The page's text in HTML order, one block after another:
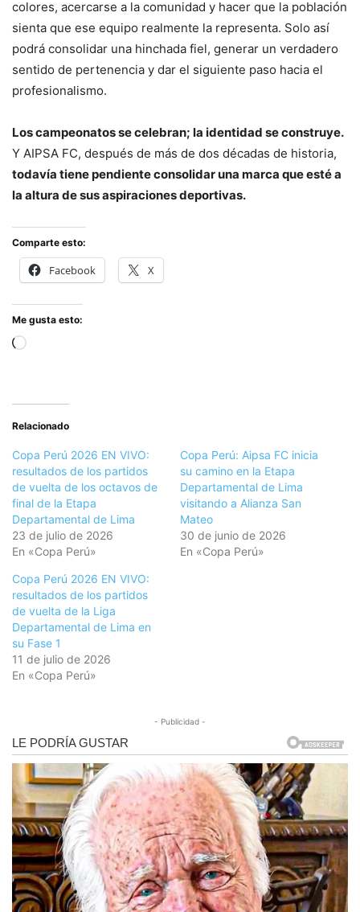
colores, acercarse a la comunidad y hacer que la población
sienta que ese equipo realmente la representa. Solo así
podrá consolidar una hinchada fiel, generar un verdadero
sentido de pertenencia y dar el siguiente paso hacia el
profesionalismo.
Los campeonatos se celebran; la identidad se construye.
Y AIPSA FC, después de más de dos décadas de historia,
todavía tiene pendiente consolidar una marca que esté a
la altura de sus aspiraciones deportivas.
Comparte esto:
Facebook X
Me gusta esto:
Cargando...
Relacionado
Copa Perú 2026 EN VIVO:
resultados de los partidos
de vuelta de los octavos de
final de la Etapa
Departamental de Lima
23 de julio de 2026
En «Copa Perú»
Copa Perú: Aipsa FC inicia
su camino en la Etapa
Departamental de Lima
visitando a Alianza San
Mateo
30 de junio de 2026
En «Copa Perú»
Copa Perú 2026 EN VIVO:
resultados de los partidos
de vuelta de la Liga
Departamental de Lima en
su Fase 1
11 de julio de 2026
En «Copa Perú»
- Publicidad -